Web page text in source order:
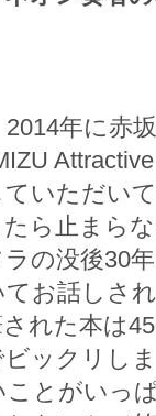
年に赤
いただい
ら止まらな
の没後30
お話しさ
れた本は
ックリしま
ことがいっ